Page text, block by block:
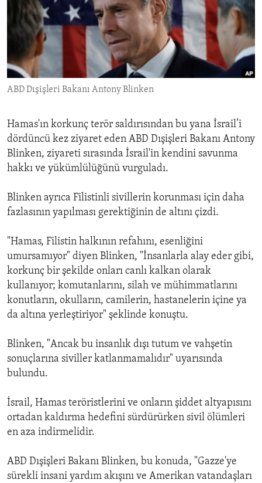
ENVIRONMENT AND HEALTH
IDEALS AND INSTITUTIONS
ABD Dışişleri Bakanı Antony Blinken
Hamas'ın korkunç terör saldırısından bu yana İsrail’i
dördüncü kez ziyaret eden ABD Dışişleri Bakanı Antony
Blinken, ziyareti sırasında İsrail'in kendini savunma
hakkı ve yükümlülüğünü vurguladı.
Blinken ayrıca Filistinli sivillerin korunması için daha
fazlasının yapılması gerektiğinin de altını çizdi.
"Hamas, Filistin halkının refahını, esenliğini
umursamıyor" diyen Blinken, "İnsanlarla alay eder gibi,
korkunç bir şekilde onları canlı kalkan olarak
kullanıyor; komutanlarını, silah ve mühimmatlarını
konutların, okulların, camilerin, hastanelerin içine ya
da altına yerleştiriyor" şeklinde konuştu.
Blinken, "Ancak bu insanlık dışı tutum ve vahşetin
sonuçlarına siviller katlanmamalıdır" uyarısında
bulundu.
İsrail, Hamas teröristlerini ve onların şiddet altyapısını
ortadan kaldırma hedefini sürdürürken sivil ölümleri
en aza indirmelidir.
ABD Dışişleri Bakanı Blinken, bu konuda, "Gazze'ye
sürekli insani yardım akışını ve Amerikan vatandaşları